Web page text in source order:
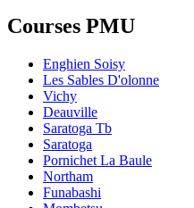
Courses PMU
Enghien Soisy
Les Sables D'olonne
Vichy
Deauville
Saratoga Tb
Saratoga
Pornichet La Baule
Northam
Funabashi